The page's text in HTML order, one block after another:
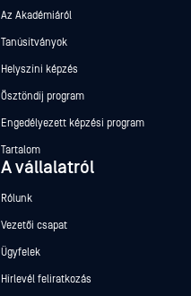
Az Akadémiáról
Tanúsítványok
Helyszíni képzés
Ösztöndíj program
Engedélyezett képzési program
Tartalom
A vállalatról
Rólunk
Vezetői csapat
Ügyfelek
Hírlevél feliratkozás